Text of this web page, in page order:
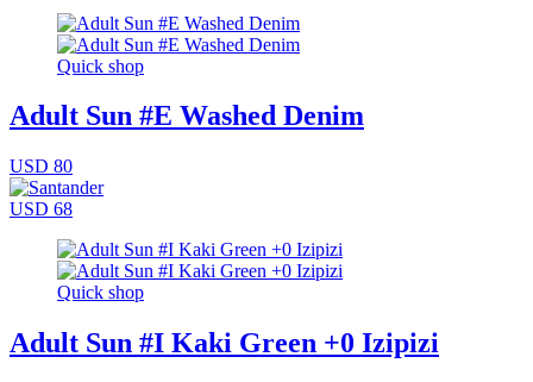
Quick shop
Adult Sun #E Washed Denim
USD 80
USD 68
Quick shop
Adult Sun #I Kaki Green +0 Izipizi